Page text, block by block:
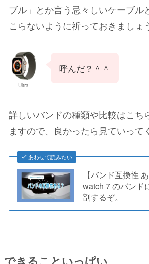
ブル」とか言う忌々しいケーブル
こらないように祈っておきましょ
Ultra
呼んだ？＾＾
詳しいバンドの種類や比較はこち
ますので、良かったら見ていって
あわせて読みたい
【バンド互換性
watch 7 のバンド
剖するぞ。